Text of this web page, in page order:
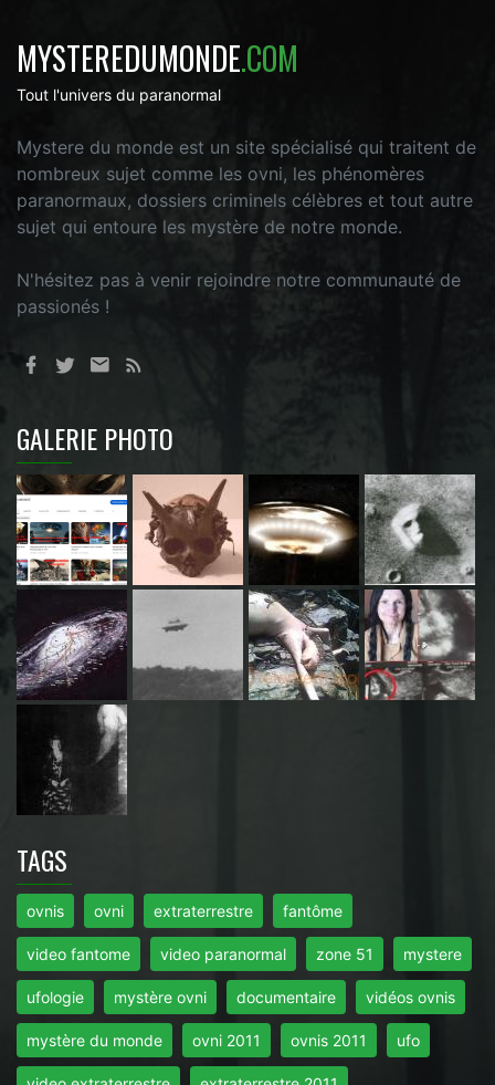
MYSTEREDUMONDE.COM
Tout l'univers du paranormal
Mystere du monde est un site spécialisé qui traitent de
nombreux sujet comme les ovni, les phénomères
paranormaux, dossiers criminels célèbres et tout autre
sujet qui entoure les mystère de notre monde.
N'hésitez pas à venir rejoindre notre communauté de
passionés !
GALERIE PHOTO
TAGS
ovnis ovni extraterrestre fantôme
video fantome video paranormal zone 51 mystere
ufologie mystère ovni documentaire vidéos ovnis
mystère du monde ovni 2011 ovnis 2011 ufo